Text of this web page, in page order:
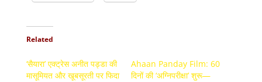
Related
‘सैयारा’ एक्ट्रेस अनीत पड्डा की
मासूमियत और खूबसूरती पर फिदा
Ahaan Panday Film: 60
दिनों की ‘अग्निपरीक्षा’ शुरू—